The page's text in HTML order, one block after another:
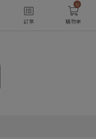
訂單
0
購物車